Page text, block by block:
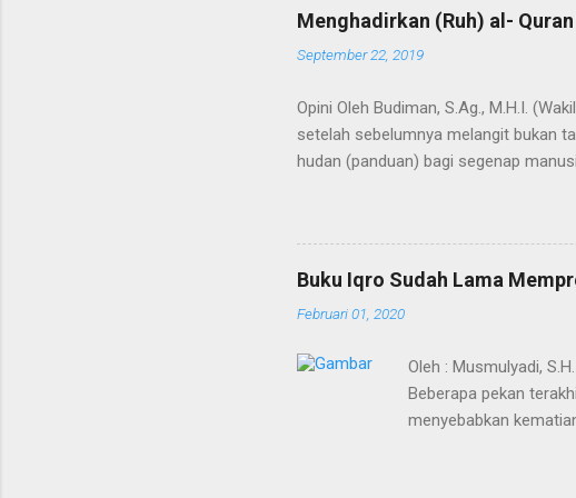
Menghadirkan (Ruh) al- Quran
September 22, 2019
Opini Oleh Budiman, S.Ag., M.H.I.
setelah sebelumnya melangit bukan
hudan (panduan) bagi segenap
bahkan semesta. Agaknya tidak
Alquran dimulai saat Baginda Nabi
mengubah nama Yatsrib menjadi
Baginda Nabi merupakan proses
berakhirnya pewahyuan dan dengan
Buku Iqro Sudah Lama
Februari 01, 2020
Oleh : Musmulyadi,
Beberapa pekan
menyebabkan
merupakan virus